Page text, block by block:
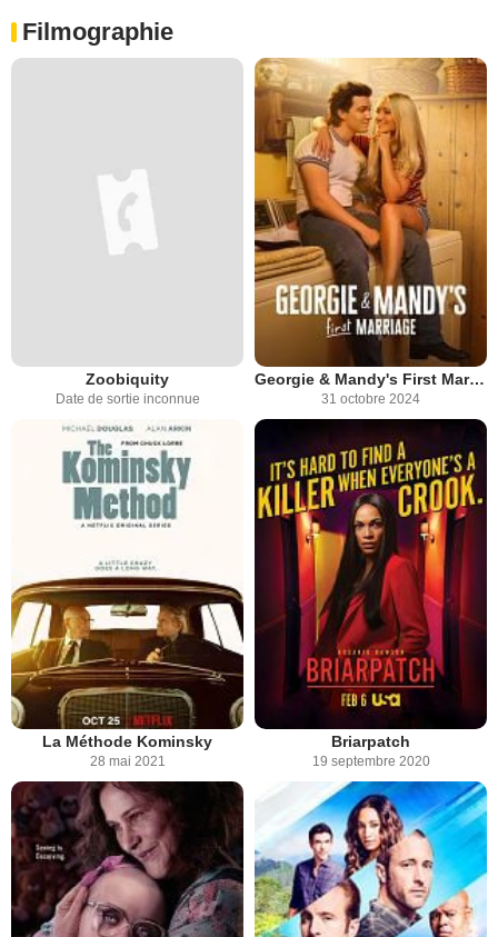
Filmographie
Zoobiquity
Date de sortie inconnue
Georgie & Mandy's First Marriage
31 octobre 2024
La Méthode Kominsky
28 mai 2021
Briarpatch
19 septembre 2020